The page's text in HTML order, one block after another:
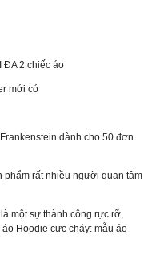
ĐA 2 chiếc áo
mới có
dành cho 50 đơn
rất nhiều người quan tâm
một sự thành công rực rỡ,
Hoodie cực cháy: mẫu áo